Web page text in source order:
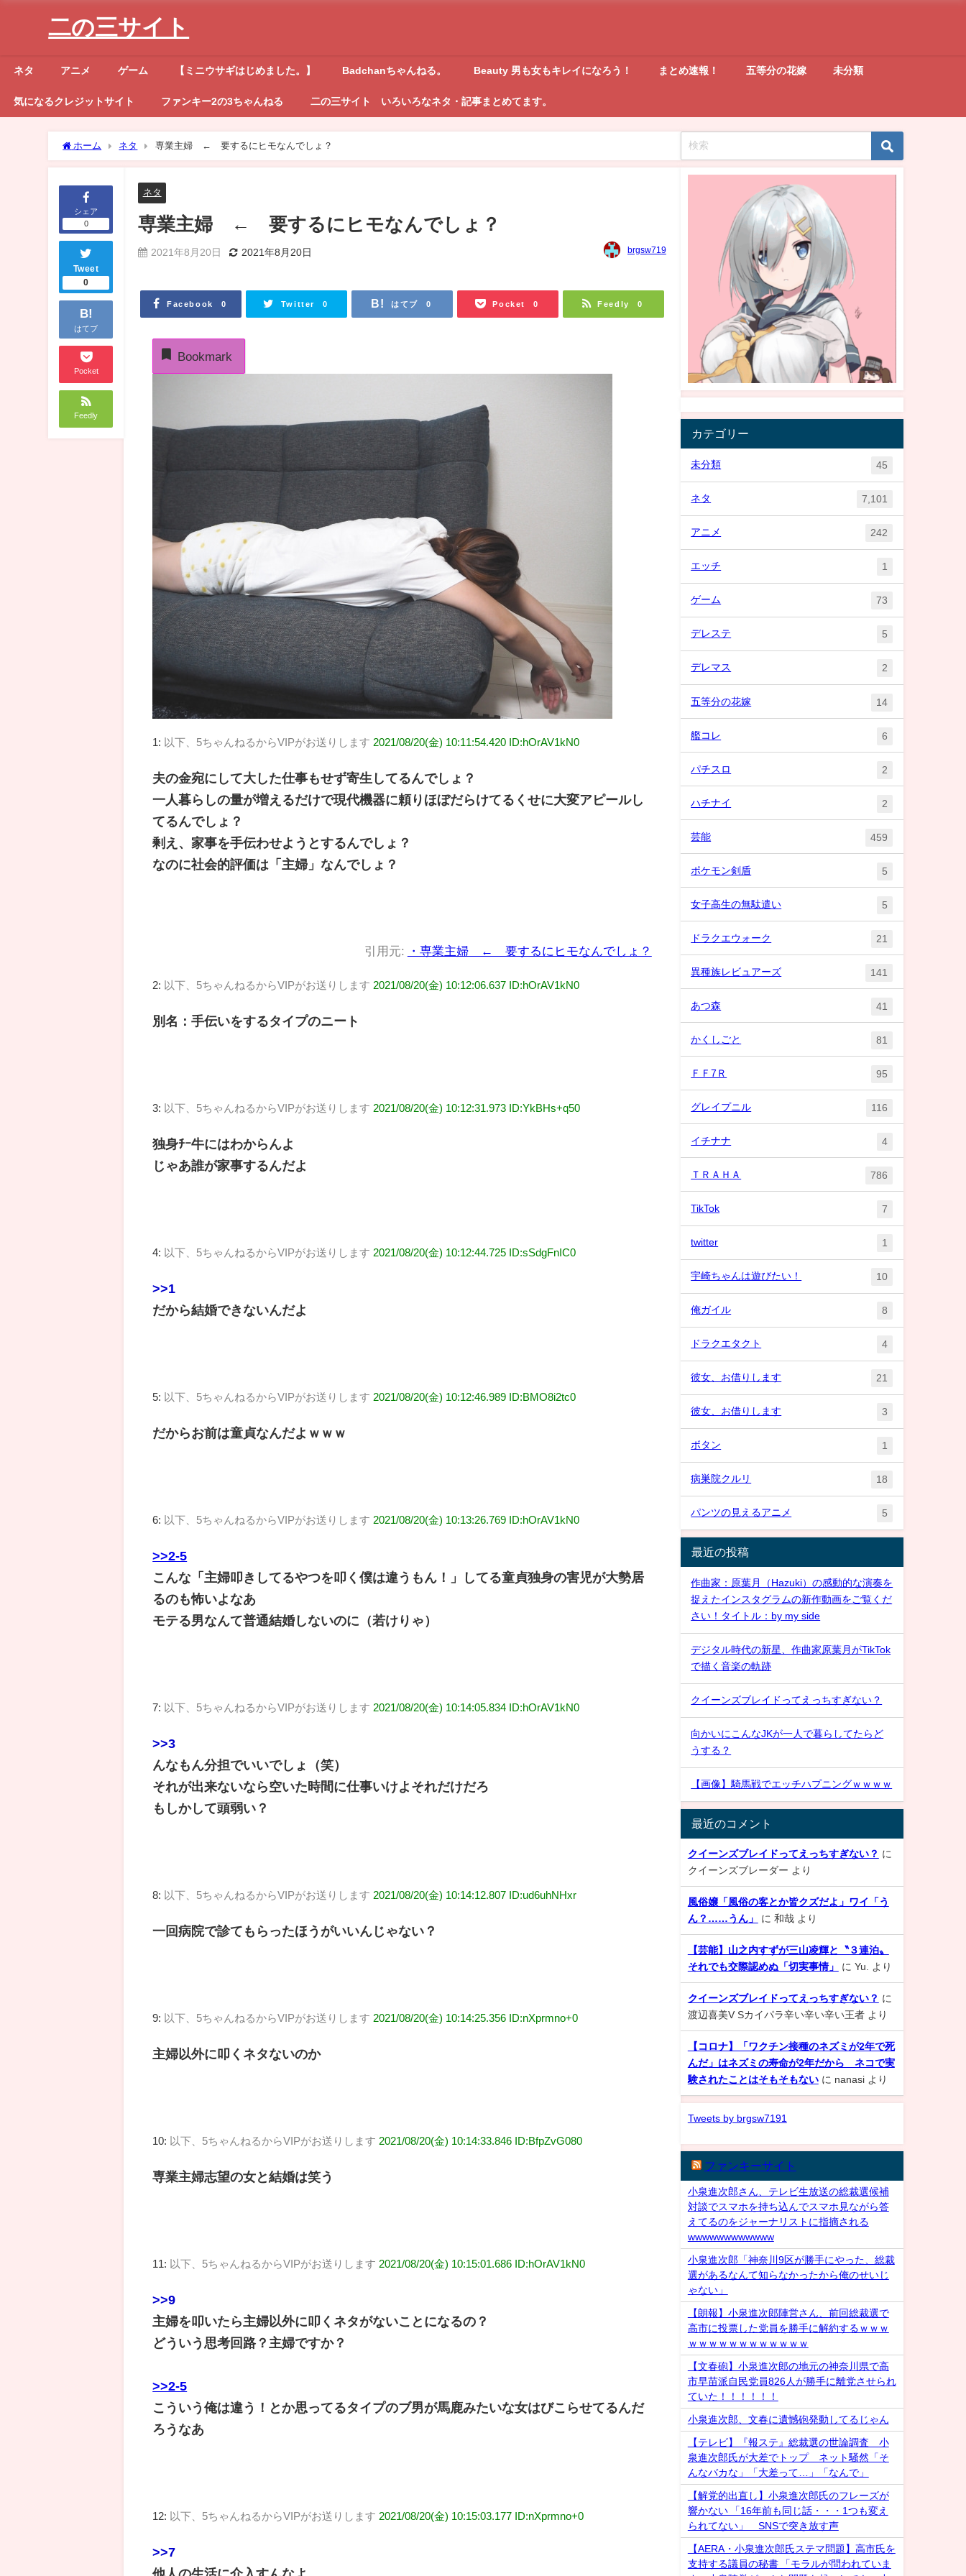
二の三サイト
ネタ アニメ ゲーム 【ミニウサギはじめました。】 Badchanちゃんねる。 Beauty 男も女もキレイになろう！ まとめ速報！ 五等分の花嫁 未分類
気になるクレジットサイト ファンキー2の3ちゃんねる 二の三サイト いろいろなネタ・記事まとめてます。
ホーム ネタ 専業主婦 ← 要するにヒモなんでしょ？
シェア
0
Tweet
0
B!
はてブ
Pocket
Feedly
ネタ
専業主婦 ← 要するにヒモなんでしょ？
2021年8月20日 2021年8月20日 brgsw719
Facebook 0 Twitter 0 はてブ 0 Pocket 0 Feedly 0
Bookmark
1: 以下、5ちゃんねるからVIPがお送りします 2021/08/20(金) 10:11:54.420 ID:hOrAV1kN0
夫の金宛にして大した仕事もせず寄生してるんでしょ？
一人暮らしの量が増えるだけで現代機器に頼りほぼだらけてるくせに大変アピールし
てるんでしょ？
剰え、家事を手伝わせようとするんでしょ？
なのに社会的評価は「主婦」なんでしょ？
引用元: ・専業主婦 ← 要するにヒモなんでしょ？
2: 以下、5ちゃんねるからVIPがお送りします 2021/08/20(金) 10:12:06.637 ID:hOrAV1kN0
別名：手伝いをするタイプのニート
3: 以下、5ちゃんねるからVIPがお送りします 2021/08/20(金) 10:12:31.973 ID:YkBHs+q50
独身ﾁｰ牛にはわからんよ
じゃあ誰が家事するんだよ
4: 以下、5ちゃんねるからVIPがお送りします 2021/08/20(金) 10:12:44.725 ID:sSdgFnIC0
>>1
だから結婚できないんだよ
5: 以下、5ちゃんねるからVIPがお送りします 2021/08/20(金) 10:12:46.989 ID:BMO8i2tc0
だからお前は童貞なんだよｗｗｗ
6: 以下、5ちゃんねるからVIPがお送りします 2021/08/20(金) 10:13:26.769 ID:hOrAV1kN0
>>2-5
こんな「主婦叩きしてるやつを叩く僕は違うもん！」してる童貞独身の害児が大勢居
るのも怖いよなあ
モテる男なんて普通結婚しないのに（若けりゃ）
7: 以下、5ちゃんねるからVIPがお送りします 2021/08/20(金) 10:14:05.834 ID:hOrAV1kN0
>>3
んなもん分担でいいでしょ（笑）
それが出来ないなら空いた時間に仕事いけよそれだけだろ
もしかして頭弱い？
8: 以下、5ちゃんねるからVIPがお送りします 2021/08/20(金) 10:14:12.807 ID:ud6uhNHxr
一回病院で診てもらったほうがいいんじゃない？
9: 以下、5ちゃんねるからVIPがお送りします 2021/08/20(金) 10:14:25.356 ID:nXprmno+0
主婦以外に叩くネタないのか
10: 以下、5ちゃんねるからVIPがお送りします 2021/08/20(金) 10:14:33.846 ID:BfpZvG080
専業主婦志望の女と結婚は笑う
11: 以下、5ちゃんねるからVIPがお送りします 2021/08/20(金) 10:15:01.686 ID:hOrAV1kN0
>>9
主婦を叩いたら主婦以外に叩くネタがないことになるの？
どういう思考回路？主婦ですか？
>>2-5
こういう俺は違う！とか思ってるタイプのブ男が馬鹿みたいな女はびこらせてるんだ
ろうなあ
12: 以下、5ちゃんねるからVIPがお送りします 2021/08/20(金) 10:15:03.177 ID:nXprmno+0
>>7
カテゴリー
未分類 45
ネタ 7,101
アニメ 242
エッチ 1
ゲーム 73
デレステ 5
デレマス 2
五等分の花嫁 14
艦コレ 6
パチスロ 2
ハチナイ 2
芸能 459
ポケモン剣盾 5
女子高生の無駄遣い 5
ドラクエウォーク 21
異種族レビュアーズ 141
あつ森 41
かくしごと 81
ＦＦ7Ｒ 95
グレイプニル 116
イチナナ 4
ＴＲＡＨＡ 786
TikTok 7
twitter 1
宇崎ちゃんは遊びたい！ 10
俺ガイル 8
ドラクエタクト 4
彼女、お借りします 21
彼女、お借りします 3
ボタン 1
病巣院クルリ 18
パンツの見えるアニメ 5
最近の投稿
作曲家：原葉月（Hazuki）の感動的な演奏を
捉えたインスタグラムの新作動画をご覧くだ
さい！タイトル：by my side
デジタル時代の新星、作曲家原葉月がTikTok
で描く音楽の軌跡
クイーンズブレイドってえっちすぎない？
向かいにこんなJKが一人で暮らしてたらど
うする？
【画像】騎馬戦でエッチハプニングｗｗｗｗ
最近のコメント
クイーンズブレイドってえっちすぎない？ に
クイーンズブレーダー より
風俗嬢「風俗の客とか皆クズだよ」ワイ「う
ん？……うん」
に 和哉より
【芸能】山之内すずが三山凌輝と〝３連泊〟
それでも交際認めぬ「切実事情」
に Yu. より
クイーンズブレイドってえっちすぎない？ に
渡辺喜美V Sカイパラ辛い辛い辛い王者より
【コロナ】「ワクチン接種のネズミが2年で死
んだ」はネズミの寿命が2年だから ネコで実
験されたことはそもそもないに nanasiより
Tweets by brgsw7191
ファンキーサイト
小泉進次郎さん、テレビ生放送の総裁選候補
対談でスマホを持ち込んでスマホ見ながら答
えてるのをジャーナリストに指摘される
wwwwwwwwwwww
小泉進次郎「神奈川9区が勝手にやった、総裁
選があるなんて知らなかったから俺のせいじ
ゃない」
【朗報】小泉進次郎陣営さん、前回総裁選で
高市に投票した党員を勝手に解約するｗｗｗ
ｗｗｗｗｗｗｗｗｗｗｗｗ
【文春砲】小泉進次郎の地元の神奈川県で高
市早苗派自民党員826人が勝手に離党させられ
ていた！！！！！！
小泉進次郎、文春に遺憾砲発動してるじゃん
【テレビ】『報ステ』総裁選の世論調査 小
泉進次郎氏が大差でトップ ネット騒然「そ
んなバカな」「大差って…」「なんで」
【解党的出直し】小泉進次郎氏のフレーズが
響かない 「16年前も同じ話・・・1つも変え
られてない」 SNSで突き放す声
【AERA・小泉進次郎氏ステマ問題】高市氏を
支持する議員の秘書 「モラルが問われていま